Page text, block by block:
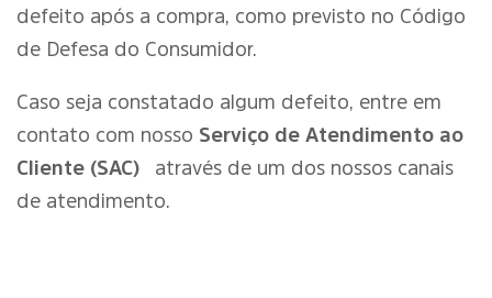
defeito após a compra, como previsto no Código
de Defesa do Consumidor.
Caso seja constatado algum defeito, entre em
contato com nosso Serviço de Atendimento ao
Cliente (SAC)
através de um dos nossos canais
de atendimento.